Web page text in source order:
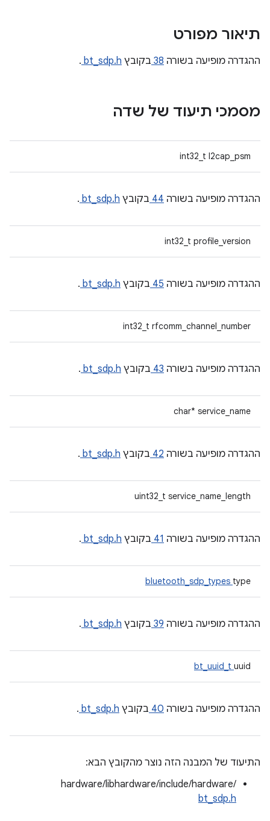
תיאור מפורט
ההגדרה מופיעה בשורה 38 בקובץ bt_sdp.h
.
מסמכי תיעוד של שדה
int32_t l2cap_psm
ההגדרה מופיעה בשורה 44 בקובץ bt_sdp.h
.
int32_t profile_version
ההגדרה מופיעה בשורה 45 בקובץ bt_sdp.h
.
int32_t rfcomm_channel_number
ההגדרה מופיעה בשורה 43 בקובץ bt_sdp.h
.
char* service_name
ההגדרה מופיעה בשורה 42 בקובץ bt_sdp.h
.
uint32_t service_name_length
ההגדרה מופיעה בשורה 41 בקובץ bt_sdp.h
.
bluetooth_sdp_types type
ההגדרה מופיעה בשורה 39 בקובץ bt_sdp.h
.
bt_uuid_t uuid
ההגדרה מופיעה בשורה 40 בקובץ bt_sdp.h
.
התיעוד של המבנה הזה נוצר מהקובץ הבא:
hardware/libhardware/include/hardware/
bt_sdp.h